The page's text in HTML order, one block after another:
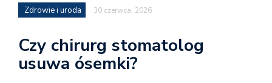
Zdrowie i uroda 30 czerwca, 2026
Czy chirurg stomatolog
usuwa ósemki?